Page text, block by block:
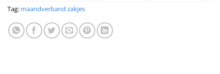
Tag: maandverband zakjes